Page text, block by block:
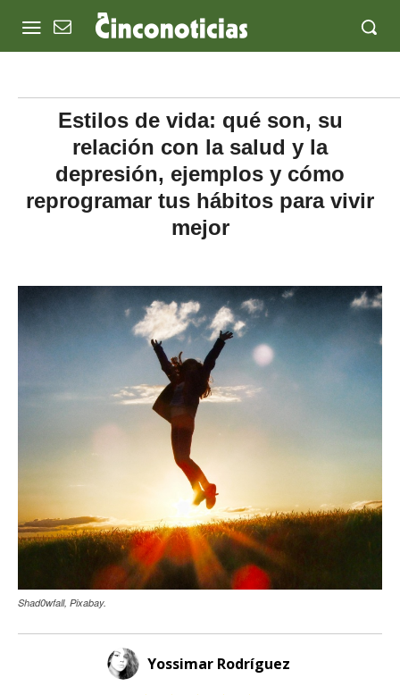
Estilos de vida: qué son, su
relación con la salud y la
depresión, ejemplos y cómo
reprogramar tus hábitos para vivir
mejor
Shad0wfall, Pixabay.
Yossimar Rodríguez